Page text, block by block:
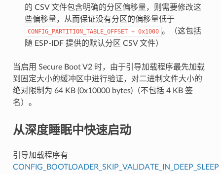
的 CSV 文件包含明确的分区偏移量，则需要修改这
些偏移量，从而保证没有分区的偏移量低于
CONFIG_PARTITION_TABLE_OFFSET + 0x1000 。（这包括
随 ESP-IDF 提供的默认分区 CSV 文件）
当启用 Secure Boot V2 时，由于引导加载程序最先加载
到固定大小的缓冲区中进行验证，对二进制文件大小的
绝对限制为 64 KB (0x10000 bytes)（不包括 4 KB 签
名）。
从深度睡眠中快速启动
引导加载程序有
CONFIG_BOOTLOADER_SKIP_VALIDATE_IN_DEEP_SLEEP